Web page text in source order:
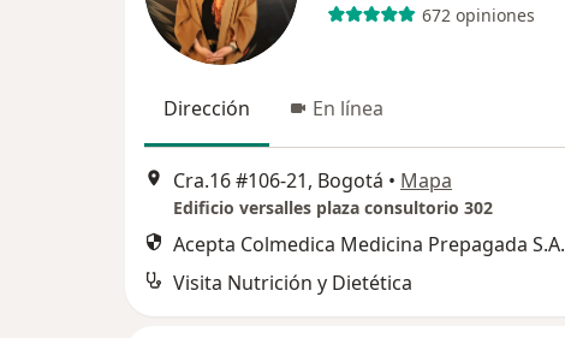
672 opiniones
Dirección En línea
Cra.16 #106-21, Bogotá • Mapa
Edificio versalles plaza consultorio 302
Acepta Colmedica Medicina Prepagada S.A.
Visita Nutrición y Dietética